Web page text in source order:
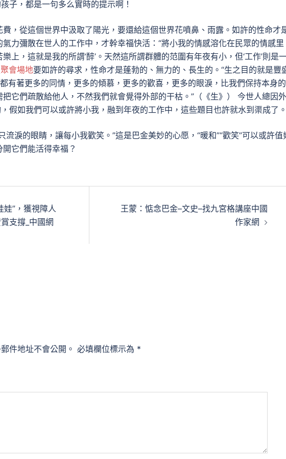
子，都是一句多么實時的提示啊！
，從這個世界中汲取了陽光，要還給這個世界花噴鼻、雨露。如許的性命才
力彌散在世人的工作中，才幹幸福快活：“將小我的情感溶化在民眾的情感里
上，這就是我的所謂‘醉’。天然這所謂群體的范圍有年夜有小，但‘工作’則是
聚會場地要如許的尋求，性命才是蓬勃的、無力的、長生的。“生之目的就是豐
有著更多的同情，更多的傾慕，更多的歡喜，更多的眼淚，比我們保持本身
它們疏散給他人，不然我們就會覺得外部的干枯。”（《生》） 今世人總因
假如我們可以或許將小我，融到年夜的工作中，這些題目也許就水到渠成了。
流淚的眼睛，讓每小我歡笑。”這是巴金美妙的心愿，“暖和”“歡笑”可以或許值
它們能活得幸福？
娃”，獲視障人
支撐_中國網
王蒙：惦念巴金–文史–找九宮格講座中國
作家網
件地址不會公開。 必填欄位標示為 *